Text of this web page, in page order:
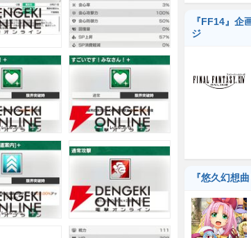
『FF14』企
ジ
『悠久幻想